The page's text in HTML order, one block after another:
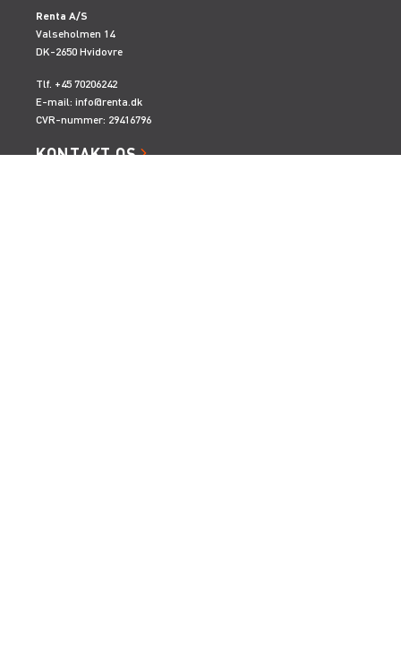
Renta A/S
Valseholmen 14
DK-2650 Hvidovre
Tlf. +45 70206242
E-mail: info@renta.dk
CVR-nummer: 29416796
KONTAKT OS